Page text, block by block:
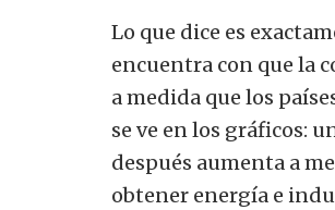
Lo que dice es
encuentra con que la
a medida que los
se ve en los gráficos:
después aumenta a
obtener energía e